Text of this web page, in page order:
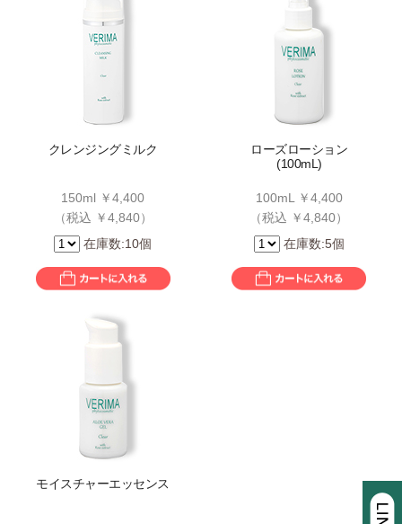
クレンジングミルク
150ml ￥4,400
（税込 ￥4,840）
在庫数:10個
ローズローション
(100mL)
100mL ￥4,400
（税込 ￥4,840）
在庫数:5個
モイスチャーエッセンス